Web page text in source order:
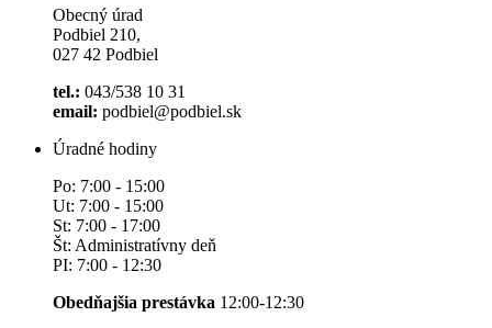
Obecný úrad
Podbiel 210,
027 42 Podbiel
tel.: 043/538 10 31
email: podbiel@podbiel.sk
Úradné hodiny
Po: 7:00 - 15:00
Ut: 7:00 - 15:00
St: 7:00 - 17:00
Št: Administratívny deň
PI: 7:00 - 12:30
Obedňajšia prestávka 12:00-12:30